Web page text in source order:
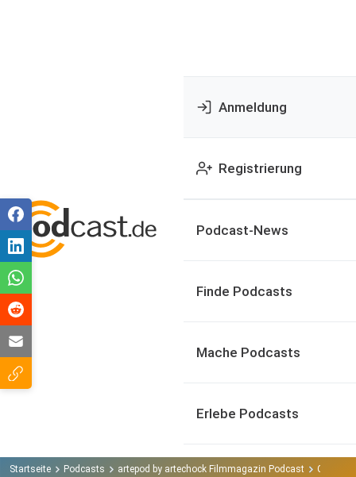
Anmeldung
Registrierung
Podcast-News
Finde Podcasts
Mache Podcasts
Erlebe Podcasts
Startseite Podcasts artepod by artechock Filmmagazin Podcast Cannes